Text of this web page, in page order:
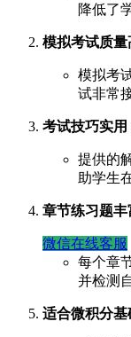
降低了
模拟考试质量
模拟考
试非常
考试技巧实用
提供的
助学生
章节练习题丰
微信在线客服
每个章
并检测
适合微积分